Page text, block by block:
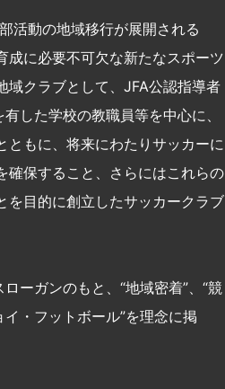
活動の地域移行が展開される
成に必要不可欠な新たなスポーツ
域クラブとして、JFA公認指導者
した学校の教職員等を中心に、
ともに、将来にわたりサッカーに
確保すること、さらにはこれらの
を目的に創立したサッカークラブ
ーガンのもと、“地域密着”、“競
・フットボール”を理念に掲